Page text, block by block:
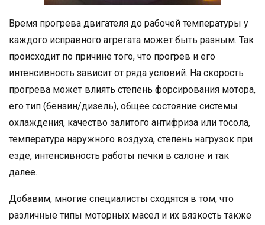
Время прогрева двигателя до рабочей температуры у
каждого исправного агрегата может быть разным. Так
происходит по причине того, что прогрев и его
интенсивность зависит от ряда условий. На скорость
прогрева может влиять степень форсирования мотора,
его тип (бензин/дизель), общее состояние системы
охлаждения, качество залитого антифриза или тосола,
температура наружного воздуха, степень нагрузок при
езде, интенсивность работы печки в салоне и так
далее.
Добавим, многие специалисты сходятся в том, что
различные типы моторных масел и их вязкость также